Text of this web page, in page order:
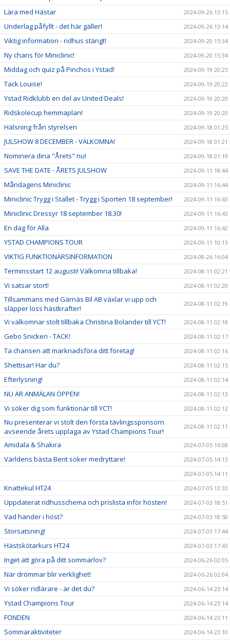
Lära med Hästar 2024-09-26 13:15
Underlag påfyllt - det här gäller! 2024-09-26 13:14
Viktig information - ridhus stängt! 2024-09-20 15:34
Ny chans för Miniclinic! 2024-09-20 15:34
Middag och quiz på Pinchos i Ystad! 2024-09-19 20:23
Tack Louise! 2024-09-19 20:22
Ystad Ridklubb en del av United Deals! 2024-09-19 20:20
Ridskolecup hemmaplan! 2024-09-19 20:20
Hälsning från styrelsen 2024-09-18 01:25
JULSHOW 8 DECEMBER - VÄLKOMNA! 2024-09-18 01:21
Nominera dina "Årets" nu! 2024-09-18 01:19
SAVE THE DATE - ÅRETS JULSHOW 2024-09-11 18:44
Måndagens Miniclinic 2024-09-11 16:44
Miniclinic Trygg i Stallet - Trygg i Sporten 18 september! 2024-09-11 16:43
Miniclinic Dressyr 18 september 18.30! 2024-09-11 16:43
En dag för Alla 2024-09-11 16:42
YSTAD CHAMPIONS TOUR 2024-09-11 10:13
VIKTIG FUNKTIONÄRSINFORMATION 2024-08-26 16:04
Terminsstart 12 augusti! Välkomna tillbaka! 2024-08-11 02:21
Vi satsar stort! 2024-08-11 02:20
Tillsammans med Gärnäs Bil AB växlar vi upp och
släpper loss hästkrafter!
2024-08-11 02:19
Vi välkomnar stolt tillbaka Christina Bolander till YCT! 2024-08-11 02:18
Gebo Snickeri - TACK! 2024-08-11 02:17
Ta chansen att marknadsföra ditt företag! 2024-08-11 02:16
Shettisar! Har du? 2024-08-11 02:15
Efterlysning! 2024-08-11 02:14
NU ÄR ANMÄLAN ÖPPEN! 2024-08-11 02:13
Vi söker dig som funktionär till YCT! 2024-08-11 02:12
Nu presenterar vi stolt den första tävlingssponsorn
avseende årets upplaga av Ystad Champions Tour!
2024-08-11 02:11
Amidala & Shakira 2024-07-05 16:08
Världens bästa Berit söker medryttare!
2024-07-05 14:13
2024-07-05 14:11
Knattekul HT24 2024-07-05 13:33
Uppdaterat ridhusschema och prislista inför hösten! 2024-07-03 18:51
Vad händer i höst? 2024-07-03 18:50
Storsatsning! 2024-07-03 17:44
Hästskötarkurs HT24 2024-07-03 17:43
Inget att göra på ditt sommarlov? 2024-06-26 02:05
När drömmar blir verklighet! 2024-06-26 02:04
Vi söker ridlärare - är det du? 2024-06-14 23:14
Ystad Champions Tour 2024-06-14 23:14
FONDEN 2024-06-14 23:11
Sommaraktiviteter 2024-06-14 23:10